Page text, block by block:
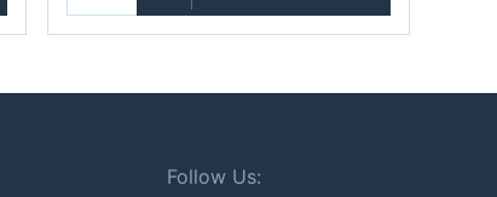
Follow Us: